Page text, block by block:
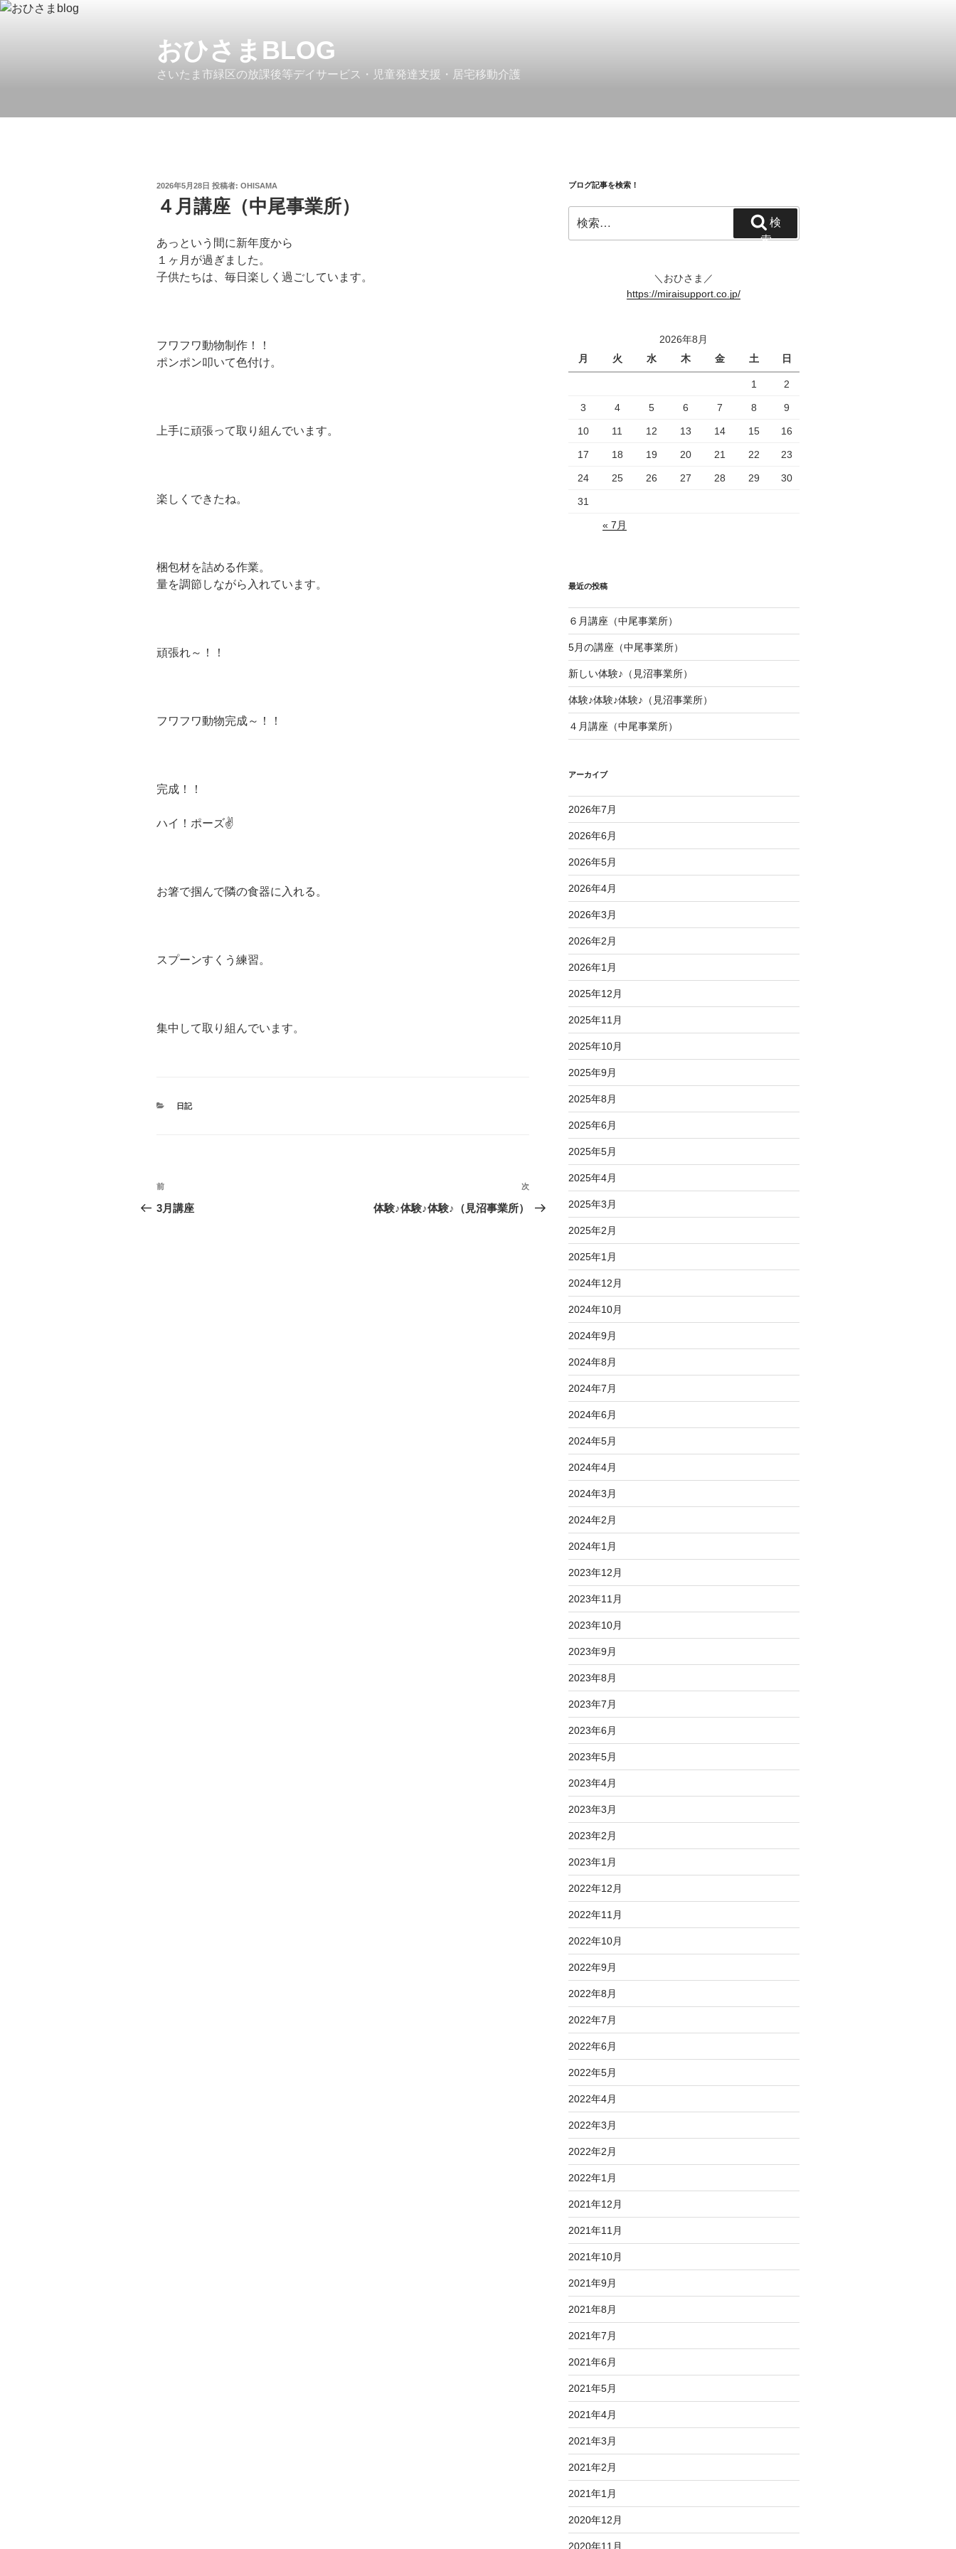
コ
おひさまBLOG
さいたま市緑区の放課後等デイサービス・児童発達支援・居宅移動介護
投
日:
2026年5月28日 投稿者: OHISAMA
４月講座（中尾事業所）
あっという間に新年度から
１ヶ月が過ぎました。
子供たちは、毎日楽しく過ごしています。
フワフワ動物制作！！
ポンポン叩いて色付け。
上手に頑張って取り組んでいます。
楽しくできたね。
梱包材を詰める作業。
量を調節しながら入れています。
頑張れ～！！
フワフワ動物完成～！！
完成！！
ハイ！ポーズ✌
お箸で掴んで隣の食器に入れる。
スプーンすくう練習。
集中して取り組んでいます。
カ
日記
投
稿
前
の
前
3月講座
次
の
次
体験♪体験♪体験♪（見沼事業所）
ブログ記事を検索！
索:
索
＼おひさま／
https://miraisupport.co.jp/
2026年8月
月
火 水 木 金 土 日
1 2
3 4 5 6 7 8 9
10 11 12 13 14 15 16
17 18 19 20 21 22 23
24 25 26 27 28 29 30
31
« 7月
最近の投稿
６月講座（中尾事業所）
5月の講座（中尾事業所）
新しい体験♪（見沼事業所）
体験♪体験♪体験♪（見沼事業所）
４月講座（中尾事業所）
アーカイブ
2026年7月
2026年6月
2026年5月
2026年4月
2026年3月
2026年2月
2026年1月
2025年12月
2025年11月
2025年10月
2025年9月
2025年8月
2025年6月
2025年5月
2025年4月
2025年3月
2025年2月
2025年1月
2024年12月
2024年10月
2024年9月
2024年8月
2024年7月
2024年6月
2024年5月
2024年4月
2024年3月
2024年2月
2024年1月
2023年12月
2023年11月
2023年10月
2023年9月
2023年8月
2023年7月
2023年6月
2023年5月
2023年4月
2023年3月
2023年2月
2023年1月
2022年12月
2022年11月
2022年10月
2022年9月
2022年8月
2022年7月
2022年6月
2022年5月
2022年4月
2022年3月
2022年2月
2022年1月
2021年12月
2021年11月
2021年10月
2021年9月
2021年8月
2021年7月
2021年6月
2021年5月
2021年4月
2021年3月
2021年2月
2021年1月
2020年12月
2020年11月